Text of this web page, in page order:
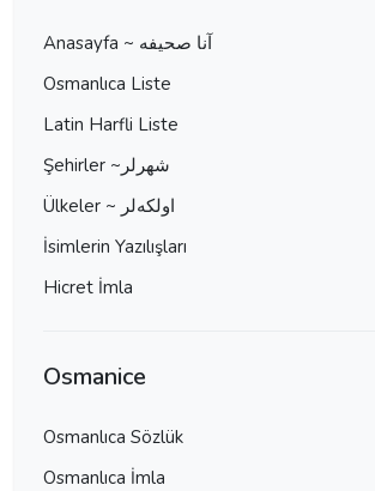
Anasayfa ~ آنا صحيفه
Osmanlıca Liste
Latin Harfli Liste
Şehirler ~شهرلر
Ülkeler ~ اولكه‌لر
İsimlerin Yazılışları
Hicret İmla
Osmanice
Osmanlıca Sözlük
Osmanlıca İmla